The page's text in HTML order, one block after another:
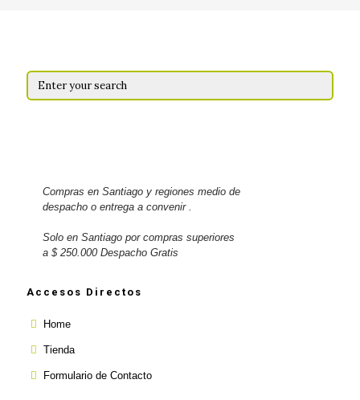
Compras en Santiago y regiones medio de
despacho o entrega a convenir .
Solo en Santiago por compras superiores
a $ 250.000 Despacho Gratis
Accesos Directos
Home
Tienda
Formulario de Contacto